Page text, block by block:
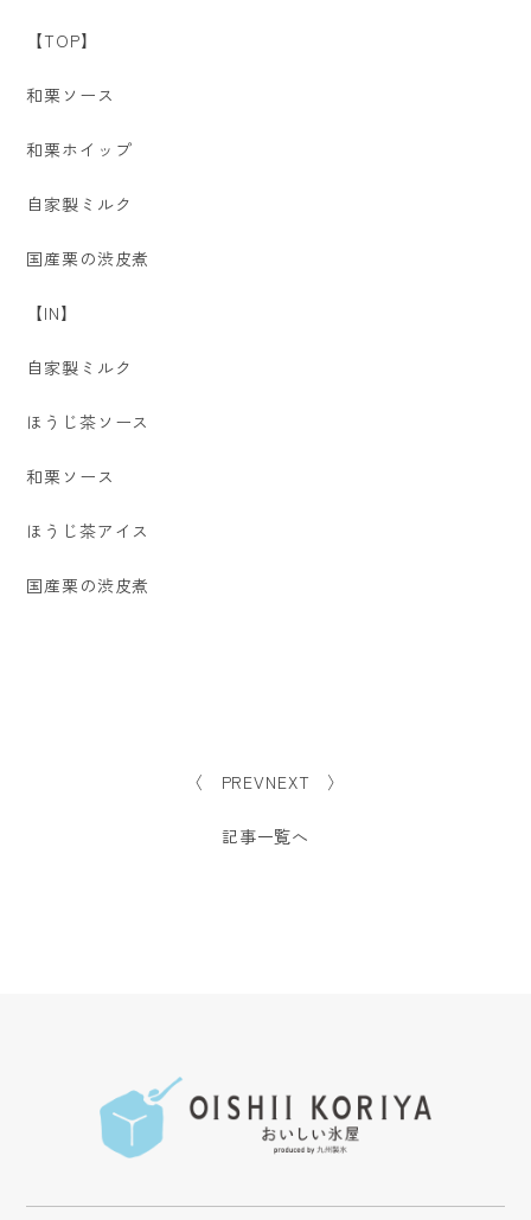
【TOP】
和栗ソース
和栗ホイップ
自家製ミルク
国産栗の渋皮煮
【IN】
自家製ミルク
ほうじ茶ソース
和栗ソース
ほうじ茶アイス
国産栗の渋皮煮
NEXT 〉
〈 PREV
記事一覧へ